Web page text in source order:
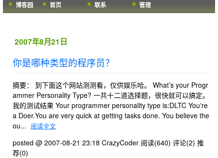
博客园 首页 联系 管理
2007年8月21日
你是哪种类型的程序员？
摘要： 到下面这个网站测测看，仅供娱乐哈。 What’s your Progr
ammer Personality Type? 一共十二道选择题，很快就可以搞定。
我的测试结果 Your programmer personality type is:DLTC You're
a Doer.You are very quick at getting tasks done. You believe the
ou...
阅读全文
posted @ 2007-08-21 23:18 CrazyCoder 阅读(640) 评论(2) 推
荐(0)